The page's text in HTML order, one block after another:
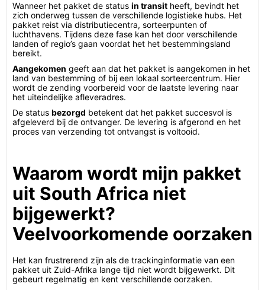
Wanneer het pakket de status in transit heeft, bevindt het
zich onderweg tussen de verschillende logistieke hubs. Het
pakket reist via distributiecentra, sorteerpunten of
luchthavens. Tijdens deze fase kan het door verschillende
landen of regio’s gaan voordat het het bestemmingsland
bereikt.
Aangekomen geeft aan dat het pakket is aangekomen in het
land van bestemming of bij een lokaal sorteercentrum. Hier
wordt de zending voorbereid voor de laatste levering naar
het uiteindelijke afleveradres.
De status bezorgd betekent dat het pakket succesvol is
afgeleverd bij de ontvanger. De levering is afgerond en het
proces van verzending tot ontvangst is voltooid.
Waarom wordt mijn pakket
uit South Africa niet
bijgewerkt?
Veelvoorkomende oorzaken
Het kan frustrerend zijn als de trackinginformatie van een
pakket uit Zuid-Afrika lange tijd niet wordt bijgewerkt. Dit
gebeurt regelmatig en kent verschillende oorzaken.